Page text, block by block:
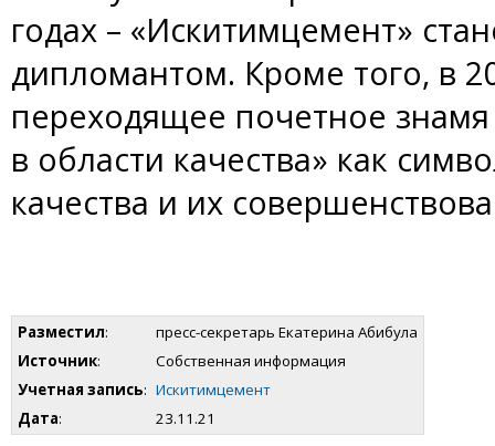
годах – «Искитимцемент»
дипломантом. Кроме того, в
переходящее почетное
в области качества» как
качества и их
Разместил:
пресс-секретарь Екатерина Абибула
Источник:
Собственная информация
Учетная запись: Искитимцемент
Дата: 23.11.21